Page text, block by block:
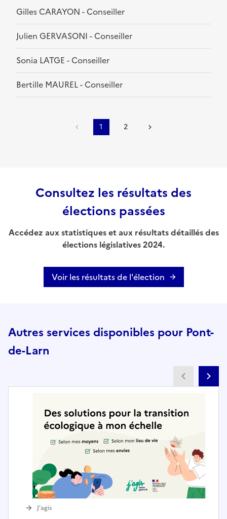
Gilles CARAYON - Conseiller
Julien GERVASONI - Conseiller
Sonia LATGE - Conseiller
Bertille MAUREL - Conseiller
1 2
Consultez les résultats des
élections passées
Accédez aux statistiques et aux résultats détaillés des
élections législatives 2024.
Voir les résultats de l'élection
Autres services disponibles pour Pont-
de-Larn
J’agis